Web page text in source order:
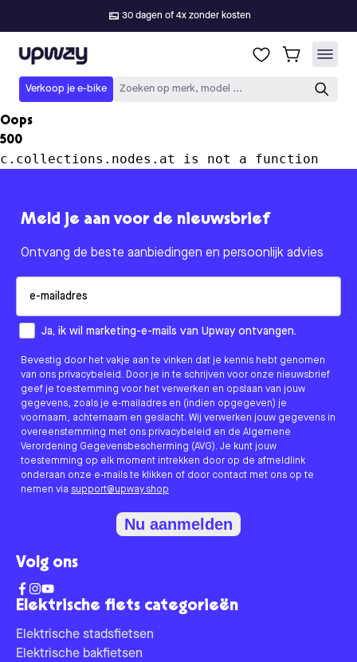
30 dagen of 4x zonder kosten
Upway
Verkoop je e-bike Zoeken op merk, model ...
Oops
500
c.collections.nodes.at is not a function
Elektrische fiets categorieën
Elektrische stadsfietsen
Elektrische bakfietsen
Meld je aan voor de nieuwsbrief
Ontvang de beste aanbiedingen en persoonlijk advies
How would you like to hear from us?
Ja, ik wil marketing-e-mails van Upway ontvangen.
Bevestig door het vakje aan te vinken dat je kennis hebt genomen
van ons privacybeleid. Door je in te schrijven voor onze nieuwsbrief
geef je toestemming voor het verwerken en opslaan van jouw
gegevens, zoals je e-mailadres en (indien opgegeven) je
voornaam, achternaam en geslacht. Wij verwerken jouw gegevens in
overeenstemming met ons privacybeleid en de Algemene
Verordening Gegevensbescherming (AVG). Je kunt jouw
toestemming op elk moment intrekken door op de afmeldlink
onderaan onze e-mails te klikken of door contact met ons op te
nemen via support@upway.shop
Nu aanmelden
Volg ons